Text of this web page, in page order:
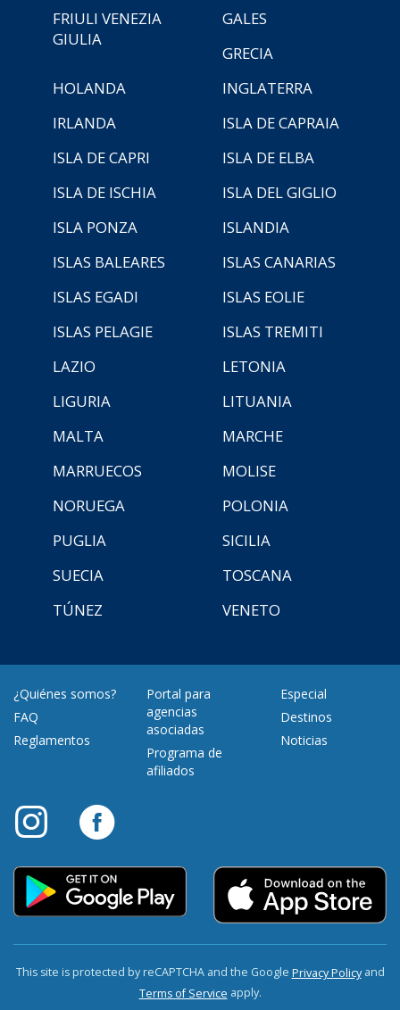
FRIULI VENEZIA
GIULIA
GALES
GRECIA
HOLANDA
INGLATERRA
IRLANDA
ISLA DE CAPRAIA
ISLA DE CAPRI
ISLA DE ELBA
ISLA DE ISCHIA
ISLA DEL GIGLIO
ISLA PONZA
ISLANDIA
ISLAS BALEARES
ISLAS CANARIAS
ISLAS EGADI
ISLAS EOLIE
ISLAS PELAGIE
ISLAS TREMITI
LAZIO
LETONIA
LIGURIA
LITUANIA
MALTA
MARCHE
MARRUECOS
MOLISE
NORUEGA
POLONIA
PUGLIA
SICILIA
SUECIA
TOSCANA
TÚNEZ
VENETO
¿Quiénes somos?
FAQ
Reglamentos
Portal para
agencias
asociadas
Programa de
afiliados
Especial
Destinos
Noticias
This site is protected by reCAPTCHA and the Google Privacy Policyand
Terms of Service apply.